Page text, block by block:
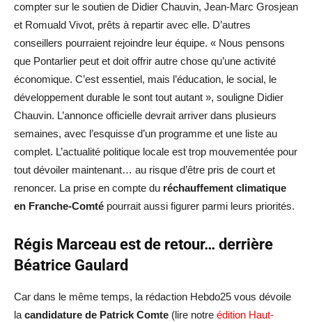
compter sur le soutien de Didier Chauvin, Jean-Marc Grosjean
et Romuald Vivot, prêts à repartir avec elle. D’autres
conseillers pourraient rejoindre leur équipe. « Nous pensons
que Pontarlier peut et doit offrir autre chose qu’une activité
économique. C’est essentiel, mais l’éducation, le social, le
développement durable le sont tout autant », souligne Didier
Chauvin. L’annonce officielle devrait arriver dans plusieurs
semaines, avec l’esquisse d’un programme et une liste au
complet. L’actualité politique locale est trop mouvementée pour
tout dévoiler maintenant… au risque d’être pris de court et
renoncer. La prise en compte du réchauffement climatique
en Franche-Comté pourrait aussi figurer parmi leurs priorités.
Régis Marceau est de retour… derrière
Béatrice Gaulard
Car dans le même temps, la rédaction Hebdo25 vous dévoile
la candidature de Patrick Comte (lire notre édition Haut-